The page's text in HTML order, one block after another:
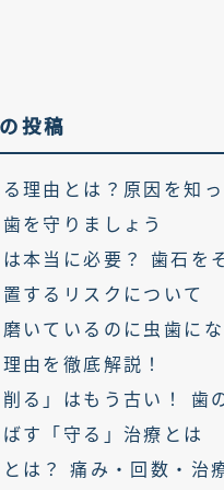
投稿
理由とは？原因を知っ
を守りましょう
本当に必要？ 歯石を
するリスクについて
いているのに虫歯にな
由を徹底解説！
削る」はもう古い！ 歯
す「守る」治療とは
は？ 痛み・回数・治